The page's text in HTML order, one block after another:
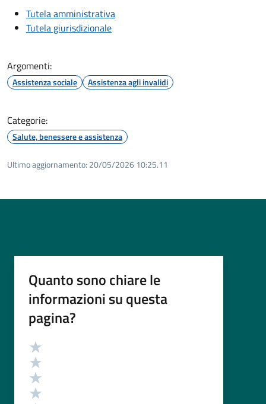
Tutela amministrativa
Tutela giurisdizionale
Argomenti:
Assistenza sociale Assistenza agli invalidi
Categorie:
Salute, benessere e assistenza
Ultimo aggiornamento: 20/05/2026 10:25.11
Quanto sono chiare le
informazioni su questa
pagina?
Valutazione